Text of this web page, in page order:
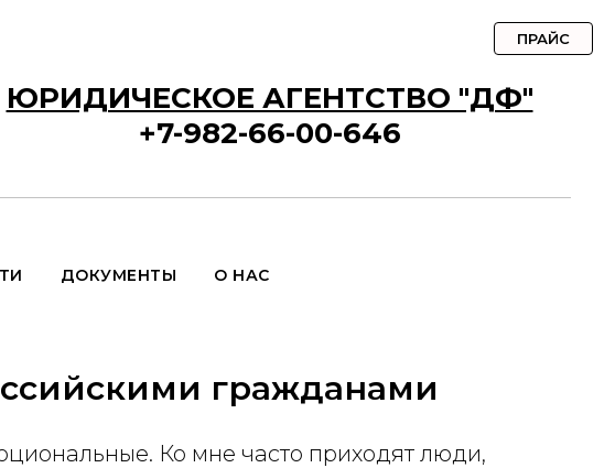
ЮРИДИЧЕСКОЕ АГЕНТСТВО "ДФ"
+7-982-66-00-646
ДОКУМЕНТЫ О НАС
ПРАЙС
гражданами
Ко мне часто приходят люди,